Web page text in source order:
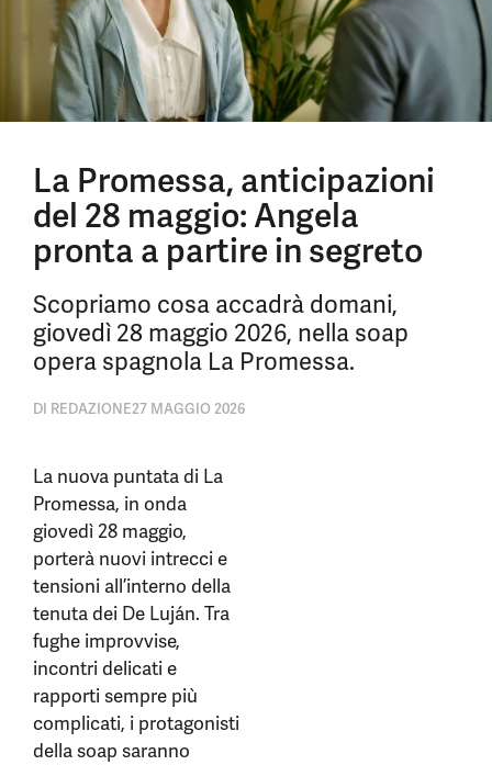
La Promessa, anticipazioni
del 28 maggio: Angela
pronta a partire in segreto
Scopriamo cosa accadrà domani,
giovedì 28 maggio 2026, nella soap
opera spagnola La Promessa.
DI REDAZIONE27 MAGGIO 2026
La nuova puntata di La
Promessa, in onda
giovedì 28 maggio,
porterà nuovi intrecci e
tensioni all’interno della
tenuta dei De Luján. Tra
fughe improvvise,
incontri delicati e
rapporti sempre più
complicati, i protagonisti
della soap saranno